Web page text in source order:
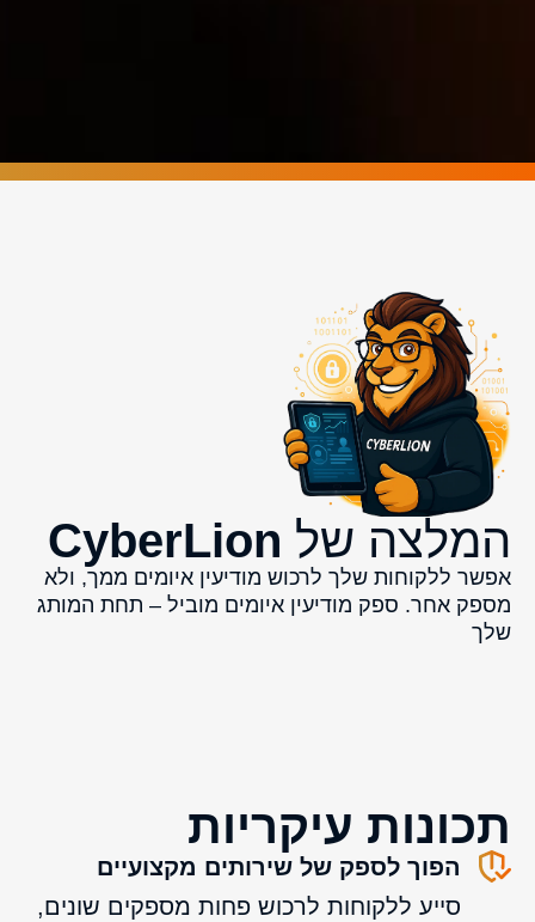
המלצה של CyberLion
אפשר ללקוחות שלך לרכוש מודיעין איומים ממך, ולא
מספק אחר. ספק מודיעין איומים מוביל – תחת המותג
שלך
תכונות עיקריות
הפוך לספק של שירותים מקצועיים
סייע ללקוחות לרכוש פחות מספקים שונים,